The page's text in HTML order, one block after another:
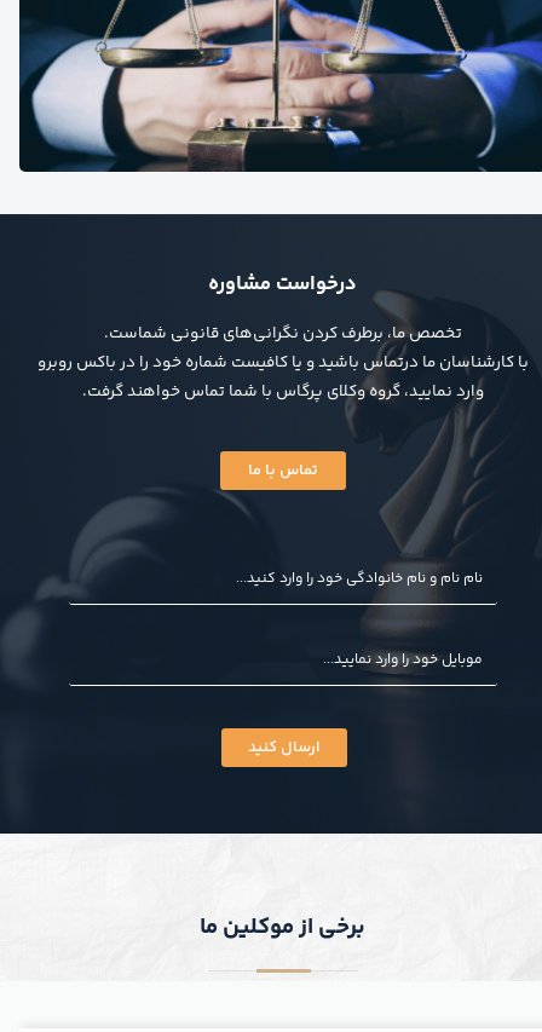
درخواست مشاوره
تخصص ما، برطرف کردن نگرانی‌های قانونی شماست.
با کارشناسان ما درتماس باشید و یا کافیست شماره خود را در باکس روبرو
وارد نمایید، گروه وکلای پرگاس با شما تماس خواهند گرفت.
تماس با ما
ارسال کنید
برخی از موکلین ما